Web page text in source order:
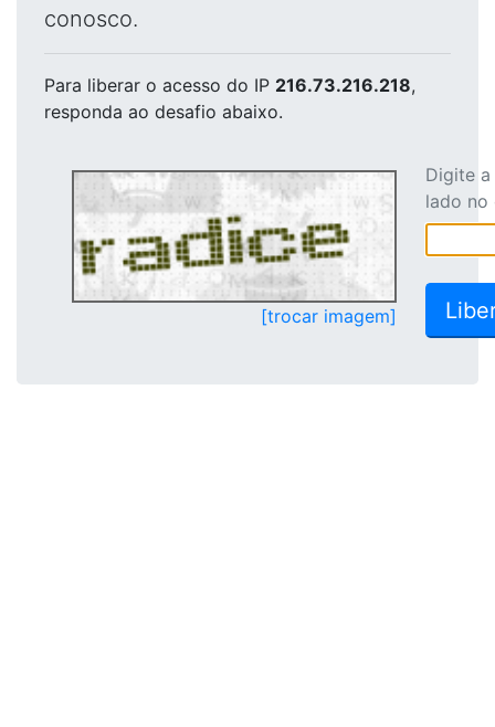
conosco.
Para liberar o acesso do IP 216.73.216.218,
responda ao desafio abaixo.
[trocar imagem]
Digite
lado no